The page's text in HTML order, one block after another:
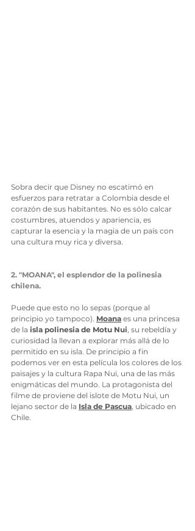
Sobra decir que Disney no escatimó en
esfuerzos para retratar a Colombia desde el
corazón de sus habitantes. No es sólo calcar
costumbres, atuendos y apariencia, es
capturar la esencia y la magia de un país con
una cultura muy rica y diversa.
2. "MOANA", el esplendor de la polinesia
chilena.
Puede que esto no lo sepas (porque al
principio yo tampoco). Moana es una princesa
de la isla polinesia de Motu Nui, su rebeldía y
curiosidad la llevan a explorar más allá de lo
permitido en su isla. De principio a fin
podemos ver en esta película los colores de los
paisajes y la cultura Rapa Nui, una de las más
enigmáticas del mundo. La protagonista del
filme de proviene del islote de Motu Nui, un
lejano sector de la Isla de Pascua, ubicado en
Chile.